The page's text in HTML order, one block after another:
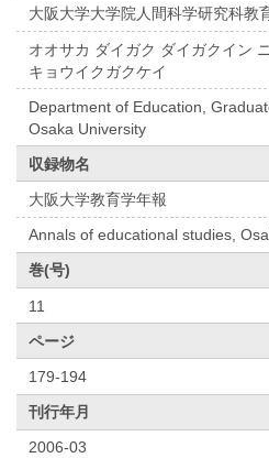
大阪大学大学院人間科学研究科教
オオサカ ダイガク ダイガクイン
キョウイクガクケイ
Department of Education,
Osaka University
収録物名
大阪大学教育学年報
Annals of educational studies,
巻(号)
11
ページ
179-194
刊行年月
2006-03